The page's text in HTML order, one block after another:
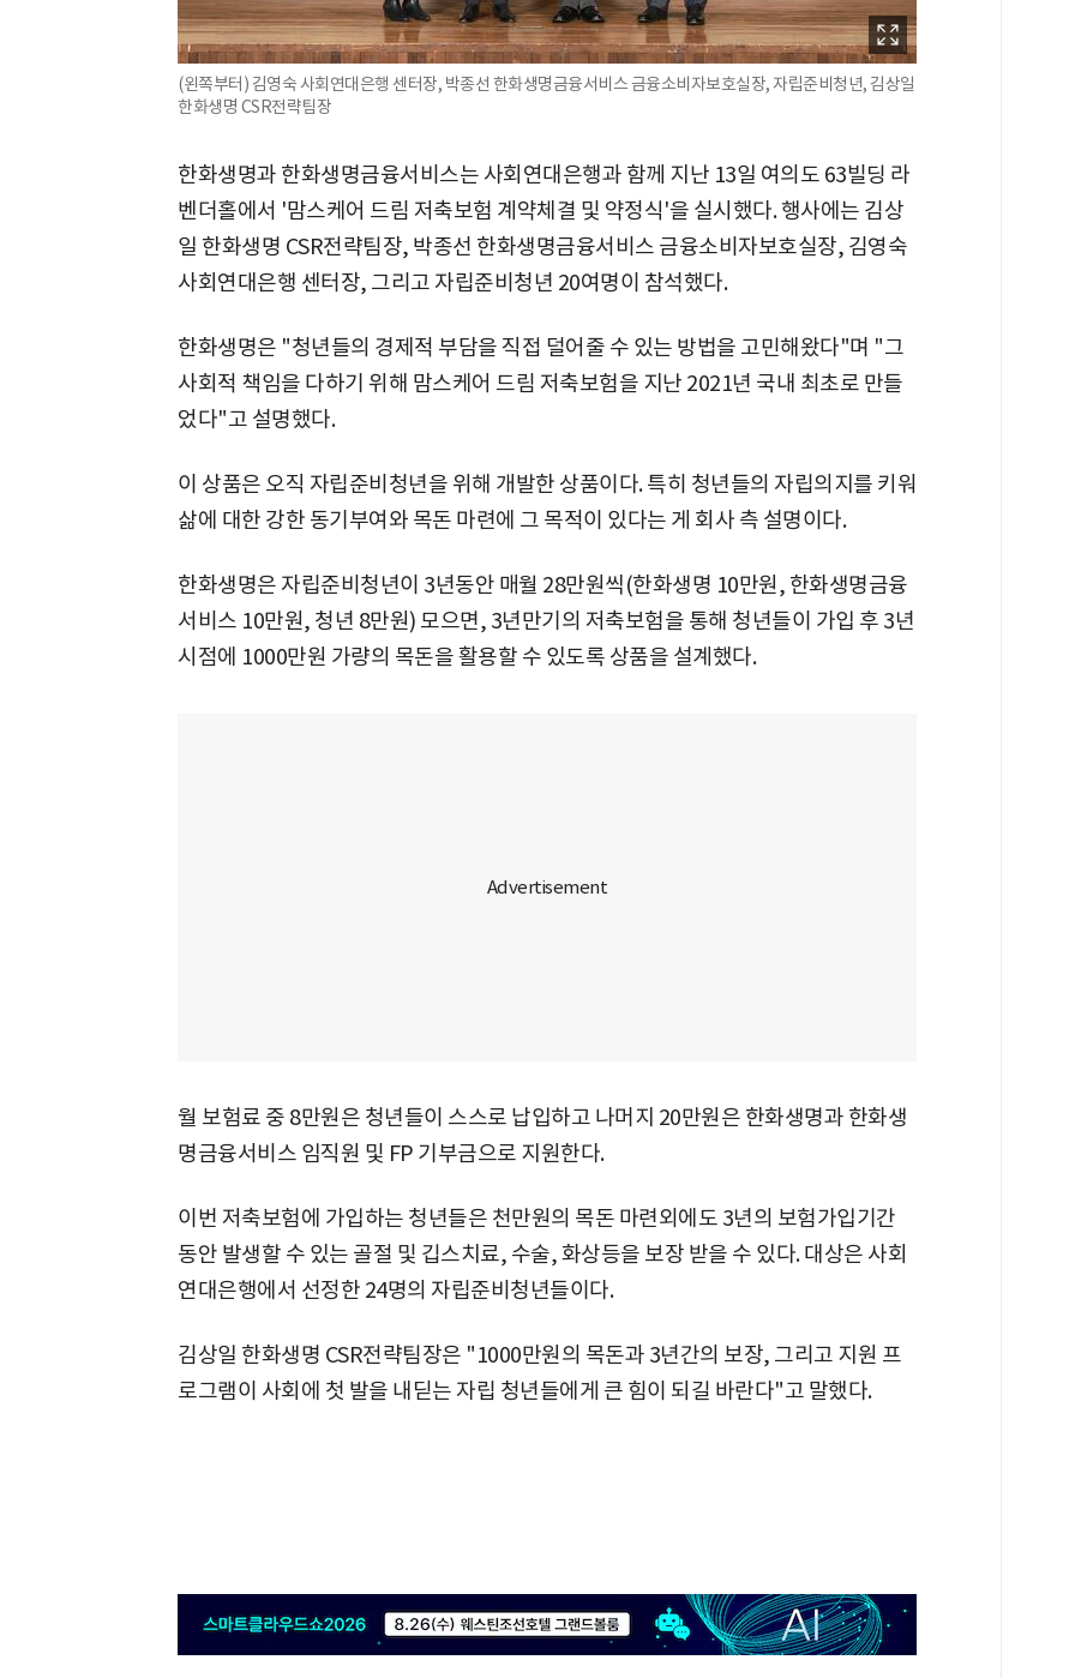
(왼쪽부터) 김영숙 사회연대은행 센터장, 박종선 한화생명금융서비스 금융소비자보호실장, 자립준비청년, 김상일
한화생명 CSR전략팀장
한화생명과 한화생명금융서비스는 사회연대은행과 함께 지난 13일 여의도 63빌딩 라
벤더홀에서 '맘스케어 드림 저축보험 계약체결 및 약정식'을 실시했다. 행사에는 김상
일 한화생명 CSR전략팀장, 박종선 한화생명금융서비스 금융소비자보호실장, 김영숙
사회연대은행 센터장, 그리고 자립준비청년 20여명이 참석했다.
한화생명은 "청년들의 경제적 부담을 직접 덜어줄 수 있는 방법을 고민해왔다"며 "그
사회적 책임을 다하기 위해 맘스케어 드림 저축보험을 지난 2021년 국내 최초로 만들
었다"고 설명했다.
이 상품은 오직 자립준비청년을 위해 개발한 상품이다. 특히 청년들의 자립의지를 키워
삶에 대한 강한 동기부여와 목돈 마련에 그 목적이 있다는 게 회사 측 설명이다.
한화생명은 자립준비청년이 3년동안 매월 28만원씩(한화생명 10만원, 한화생명금융
서비스 10만원, 청년 8만원) 모으면, 3년만기의 저축보험을 통해 청년들이 가입 후 3년
시점에 1000만원 가량의 목돈을 활용할 수 있도록 상품을 설계했다.
월 보험료 중 8만원은 청년들이 스스로 납입하고 나머지 20만원은 한화생명과 한화생
명금융서비스 임직원 및 FP 기부금으로 지원한다.
이번 저축보험에 가입하는 청년들은 천만원의 목돈 마련외에도 3년의 보험가입기간
동안 발생할 수 있는 골절 및 깁스치료, 수술, 화상등을 보장 받을 수 있다. 대상은 사회
연대은행에서 선정한 24명의 자립준비청년들이다.
김상일 한화생명 CSR전략팀장은 "1000만원의 목돈과 3년간의 보장, 그리고 지원 프
로그램이 사회에 첫 발을 내딛는 자립 청년들에게 큰 힘이 되길 바란다"고 말했다.